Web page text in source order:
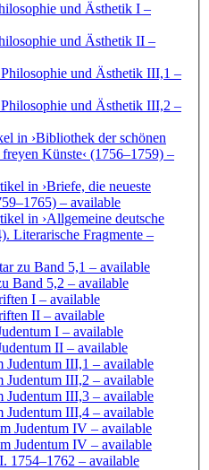
und Ästhetik I –
und Ästhetik II –
und Ästhetik III,1 –
und Ästhetik III,2 –
in ›Bibliothek der schönen
Künste‹ (1756–1759) –
in ›Briefe, die neueste
– available
in ›Allgemeine deutsche
Literarische Fragmente –
zu Band 5,1 – available
Band 5,2 – available
I – available
II – available
I – available
II – available
Judentum III,1 – available
Judentum III,2 – available
Judentum III,3 – available
Judentum III,4 – available
Judentum IV – available
Judentum IV – available
1754–1762 – available